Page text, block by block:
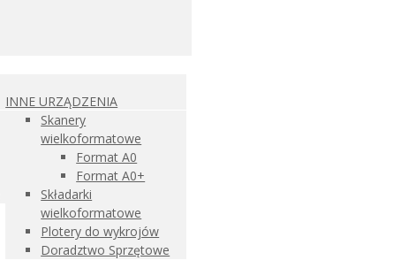
INNE URZĄDZENIA
Skanery
wielkoformatowe
Format A0
Format A0+
Składarki
wielkoformatowe
Plotery do wykrojów
Doradztwo Sprzętowe